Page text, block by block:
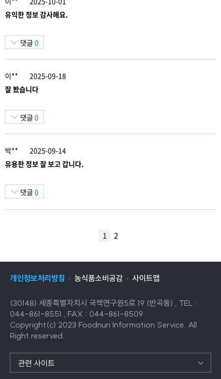
유익한 정보 감사해요.
댓글 0
이**
2025-09-18
잘 봤습니다
댓글 0
박**
2025-09-14
유용한 정보 잘 보고 갑니다.
댓글 0
1 2
개인정보처리방침 농식품소비공감 사이트맵
(30148) 세종특별자치시 국책연구원5로 19 (반곡동) , TEL :
044-861-8551 , FAX : 044-861-8509
Copyright(c) 2023 Foodnuri Information Service. All
Right reserved.
관련 사이트